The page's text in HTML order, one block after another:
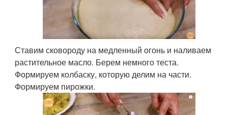
Ставим сковороду на медленный огонь и наливаем
растительное масло. Берем немного теста.
Формируем колбаску, которую делим на части.
Формируем пирожки.